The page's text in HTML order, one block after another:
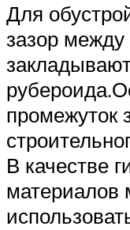
Для
зазор
промежуток
В качестве
материалов